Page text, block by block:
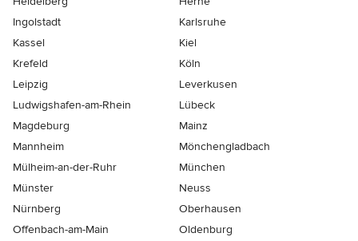
Ingolstadt
Karlsruhe
Kassel
Kiel
Krefeld
Köln
Leipzig
Leverkusen
Ludwigshafen-am-Rhein
Lübeck
Magdeburg
Mainz
Mannheim
Mönchen­gladbach
Mülheim-an-der-Ruhr
München
Münster
Neuss
Nürnberg
Oberhausen
Offenbach-am-Main
Oldenburg